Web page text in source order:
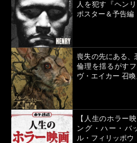
人を犯す『ヘン
ポスター＆予告編
喪失の先にある
倫理を揺るがす
ヴ・エイカー 召
【人生のホラー
ング・ハー・バ
ル・フィリッポウ